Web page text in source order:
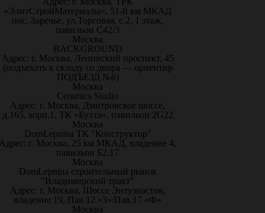
«ЭлитСтройМатериалы», 51-й км МКАД
пос. Заречье, ул.Торговая, с.2, 1 этаж,
павильон С42/3
Москва
BACKGROUND
Адрес: г. Москва, Ленинский проспект, 45
(подъехать к складу со двора — ориентир
ПОДЪЕЗД №8)
Москва
Ceramics Studio
Адрес: г. Москва, Дмитровское шоссе,
д.165, корп.1, ТК «Бухта», павильон 2G22
Москва
DomLepnina ТК "Конструктор"
г. Москва, 25 км МКАД, владение 4,
павильон Б2.17
Москва
DomLepnina строительный рынок
"Владимирский тракт"
Адрес: г. Москва, Шоссе Энтузиастов,
владение 19, Пав.12 «З»/Пав.17 «Ф»
Москва